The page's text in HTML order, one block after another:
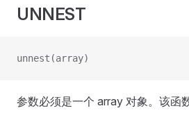
UNNEST
unnest(array)
参数必须是一个 array 对象。该函